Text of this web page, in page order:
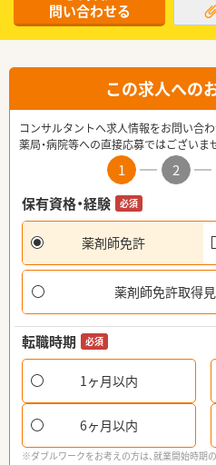
問い合わせる
この求人への
コンサルタントへ求人情報をお問い合わ
薬局・病院等への直接応募ではございま
1 2
保有資格・経験
必須
薬剤師免許
薬剤師免許取得見
転職時期 必須
1ヶ月以内
6ヶ月以内
※ダブルワークをお考えの方は、就業開始時期